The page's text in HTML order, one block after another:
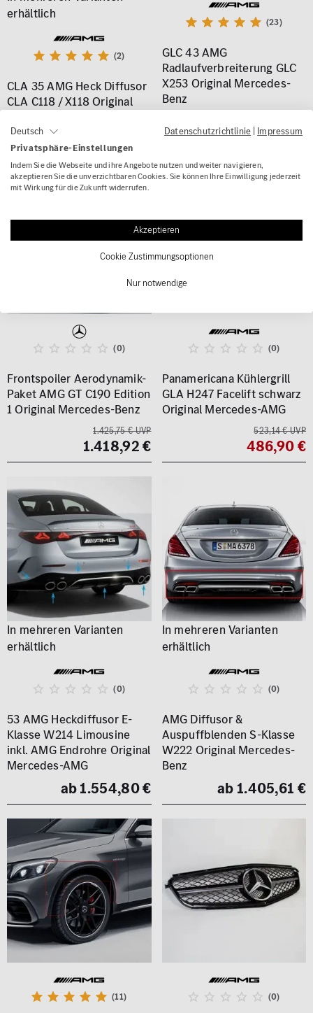
(2)
CLA 35 AMG Heck Diffusor
CLA C118 / X118 Original
ab 831,99 €
(23)
GLC 43 AMG
Radlaufverbreiterung GLC
X253 Original Mercedes-
Benz
(0)
Frontspoiler Aerodynamik-
Paket AMG GT C190 Edition
1 Original Mercedes-Benz
1.425,75 € UVP
1.418,92 €
(0)
Panamericana Kühlergrill
GLA H247 Facelift schwarz
Original Mercedes-AMG
523,14 € UVP
486,90 €
(0)
53 AMG Heckdiffusor E-
Klasse W214 Limousine
inkl. AMG Endrohre Original
Mercedes-AMG
ab 1.554,80 €
(0)
AMG Diffusor &
Auspuffblenden S-Klasse
W222 Original Mercedes-
Benz
ab 1.405,61 €
(11) (0)
Deutsch Datenschutzrichtlinie | Impressum
Privatsphäre-Einstellungen
Indem Sie die Webseite und ihre Angebote nutzen und weiter navigieren,
akzeptieren Sie die unverzichtbaren Cookies. Sie können Ihre Einwilligung jederzeit
mit Wirkung für die Zukunft widerrufen.
Akzeptieren
Cookie Zustimmungsoptionen
Nur notwendige